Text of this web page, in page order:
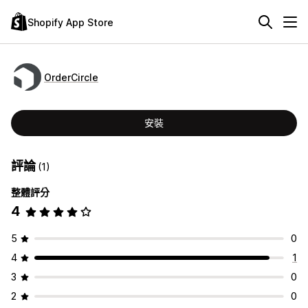
Shopify App Store
OrderCircle
安裝
評論(1)
整體評分
4
5
0
4
1
3
0
2
0